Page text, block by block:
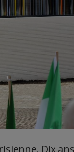
Dix ans